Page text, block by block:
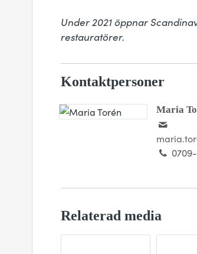
Under 2021 öppnar
restauratörer.
Kontaktpersoner
Maria
Relaterad media